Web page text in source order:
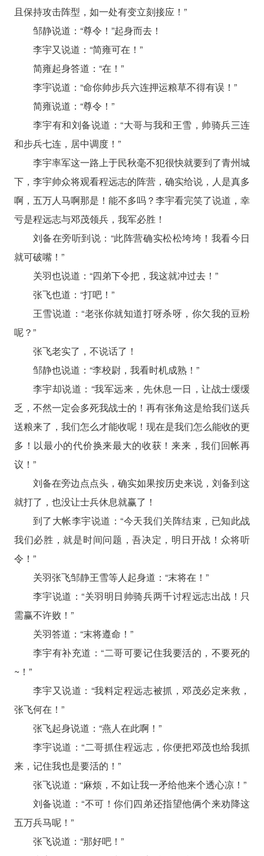
且保持攻击阵型，如一处有变立刻接应！”
邹静说道：“尊令！”起身而去！
李宇又说道：“简雍可在！”
简雍起身答道：“在！”
李宇说道：“命你帅步兵六连押运粮草不得有误！”
简雍说道：“尊令！”
李宇有和刘备说道：“大哥与我和王雪，帅骑兵三连
和步兵七连，居中调度！”
李宇率军这一路上于民秋毫不犯很快就要到了青州城
下，李宇帅众将观看程远志的阵营，确实给说，人是真多
啊，五万人马啊那是！能不多吗？李宇看完笑了说道，幸
亏是程远志与邓茂领兵，我军必胜！
刘备在旁听到说：“此阵营确实松松垮垮！我看今日
就可破嘴！”
关羽也说道：“四弟下令把，我这就冲过去！”
张飞也道：“打吧！”
王雪说道：“老张你就知道打呀杀呀，你欠我的豆粉
呢？”
张飞老实了，不说话了！
邹静也说道：“李校尉，我看时机成熟！”
李宇却说道：“我军远来，先休息一日，让战士缓缓
乏，不然一定会多死我战士的！再有张角这是给我们送兵
送粮来了，我们怎么才能收呢！现在是我们怎么能收的更
多！以最小的代价换来最大的收获！来来，我们回帐再
议！”
刘备在旁边点点头，确实如果按历史来说，刘备到这
就打了，也没让士兵休息就赢了！
到了大帐李宇说道：“今天我们关阵结束，已知此战
我们必胜，就是时间问题，吾决定，明日开战！众将听
令！”
关羽张飞邹静王雪等人起身道：“末将在！”
李宇说道：“关羽明日帅骑兵两千讨程远志出战！只
需赢不许败！”
关羽答道：“末将遵命！”
李宇有补充道：“二哥可要记住我要活的，不要死的
~！”
李宇又说道：“我料定程远志被抓，邓茂必定来救，
张飞何在！”
张飞起身说道：“燕人在此啊！”
李宇说道：“二哥抓住程远志，你便把邓茂也给我抓
来，记住我也是要活的！”
张飞说道：“麻烦，不如让我一矛给他来个透心凉！”
刘备说道：“不可！你们四弟还指望他俩个来劝降这
五万兵马呢！”
张飞说道：“那好吧！”